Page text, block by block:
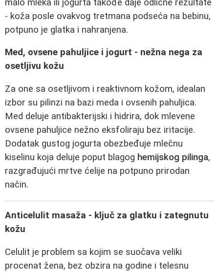
malo mleka ili jogurta takođe daje odlične rezultate
- koža posle ovakvog tretmana podseća na bebinu,
potpuno je glatka i nahranjena.
Med, ovsene pahuljice i jogurt - nežna nega za
osetljivu kožu
Za one sa osetljivom i reaktivnom kožom, idealan
izbor su pilinzi na bazi meda i ovsenih pahuljica.
Med deluje antibakterijski i hidrira, dok mlevene
ovsene pahuljice nežno eksfoliraju bez iritacije.
Dodatak gustog jogurta obezbeđuje mlečnu
kiselinu koja deluje poput blagog hemijskog pilinga,
razgrađujući mrtve ćelije na potpuno prirodan
način.
Anticelulit masaža - ključ za glatku i zategnutu
kožu
Celulit je problem sa kojim se suočava veliki
procenat žena, bez obzira na godine i telesnu